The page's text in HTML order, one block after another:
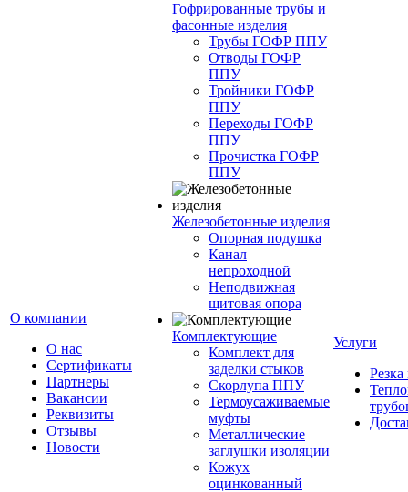
О компании
О нас
Сертификаты
Партнеры
Вакансии
Реквизиты
Отзывы
Новости
Гофрированные трубы и
фасонные изделия
Трубы ГОФР ППУ
Отводы ГОФР
ППУ
Тройники ГОФР
ППУ
Переходы ГОФР
ППУ
Прочистка ГОФР
ППУ
Железобетонные изделия
Опорная подушка
Канал
непроходной
Неподвижная
щитовая опора
Комплектующие
Комплект для
заделки стыков
Скорлупа ППУ
Термоусаживаемые
муфты
Металлические
заглушки изоляции
Кожух
оцинкованный
Услуги
Резка